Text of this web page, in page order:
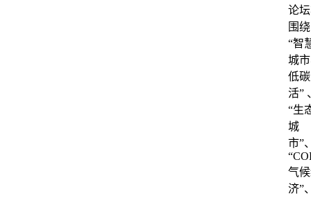
论
围绕
“智
城
低
活”
“生
城
市”
气
济”